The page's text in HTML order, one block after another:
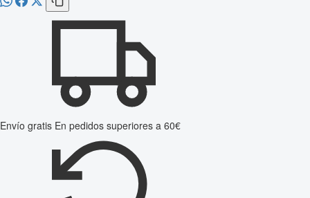
Envío gratis En pedidos superiores a 60€